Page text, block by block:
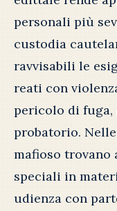
personali più
custodia
ravvisabili le
reati con
pericolo di fuga,
probatorio.
mafioso trovano
speciali in
udienza con